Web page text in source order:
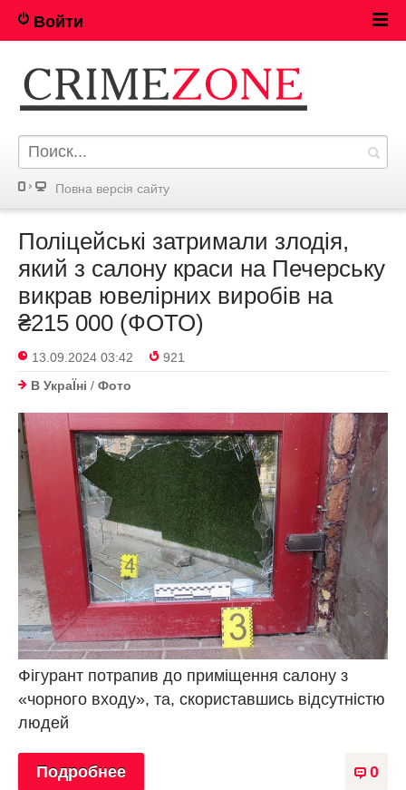
Войти
Повна версія сайту
Поліцейські затримали злодія,
який з салону краси на Печерську
викрав ювелірних виробів на
₴215 000 (ФОТО)
13.09.2024 03:42
921
В УкраЇнi / Фото
Фігурант потрапив до приміщення салону з
«чорного входу», та, скориставшись відсутністю
людей
0
Подробнее